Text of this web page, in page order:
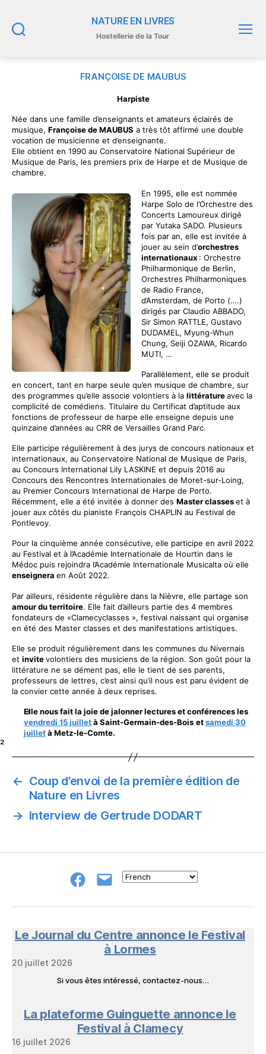
NATURE EN LIVRES
Hostellerie de la Tour
FRANÇOISE DE MAUBUS
Harpiste
Née dans une famille d’enseignants et amateurs éclairés de
musique, Françoise de MAUBUS a très tôt affirmé une double
vocation de musicienne et d’enseignante.
Elle obtient en 1990 au Conservatoire National Supérieur de
Musique de Paris, les premiers prix de Harpe et de Musique de
chambre.
En 1995, elle est nommée
Harpe Solo de l’Orchestre des
Concerts Lamoureux dirigé
par Yutaka SADO. Plusieurs
fois par an, elle est invitée à
jouer au sein d’orchestres
internationaux : Orchestre
Philharmonique de Berlin,
Orchestres Philharmoniques
de Radio France,
d’Amsterdam, de Porto (….)
dirigés par Claudio ABBADO,
Sir Simon RATTLE, Gustavo
DUDAMEL, Myung-Whun
Chung, Seiji OZAWA, Ricardo
MUTI, …
Parallèlement, elle se produit
en concert, tant en harpe seule qu’en musique de chambre, sur
des programmes qu’elle associe volontiers à la littératureavec la
complicité de comédiens. Titulaire du Certificat d’aptitude aux
fonctions de professeur de harpe elle enseigne depuis une
quinzaine d’années au CRR de Versailles Grand Parc.
Elle participe régulièrement à des jurys de concours nationaux et
internationaux, au Conservatoire National de Musique de Paris,
au Concours International Lily LASKINE et depuis 2016 au
Concours des Rencontres Internationales de Moret-sur-Loing,
au Premier Concours International de Harpe de Porto.
Récemment, elle a été invitée à donner des Master classeset à
jouer aux côtés du pianiste François CHAPLIN au Festival de
Pontlevoy.
Pour la cinquième année consécutive, elle participe en avril 2022
au Festival et à l’Académie Internationale de Hourtin dans le
Médoc puis rejoindra l’Académie Internationale Musicalta où elle
enseignera en Août 2022.
Par ailleurs, résidente régulière dans la Nièvre, elle partage son
amour du territoire. Elle fait d’ailleurs partie des 4 membres
fondateurs de «Clamecyclasses », festival naissant qui organise
en été des Master classes et des manifestations artistiques.
Elle se produit régulièrement dans les communes du Nivernais
et invitevolontiers des musiciens de la région. Son goût pour la
littérature ne se dément pas, elle le tient de ses parents,
professeurs de lettres, c’est ainsi qu’il nous est paru évident de
la convier cette année à deux reprises.
Elle nous fait la joie de jalonner lectures et conférences les
vendredi 15 juilletà Saint-Germain-des-Bois etsamedi 30
juilletà Metz-le-Comte.
²
← Coup d’envoi de la première édition de
Nature en Livres
→ Interview de Gertrude DODART
Groupe
NeL
E-
à
Livres
Le Journal du Centre annonce le Festival
à Lormes
20 juillet 2026
Si vous êtes intéressé, contactez-nous…
La plateforme Guinguette annonce le
Festival à Clamecy
16 juillet 2026